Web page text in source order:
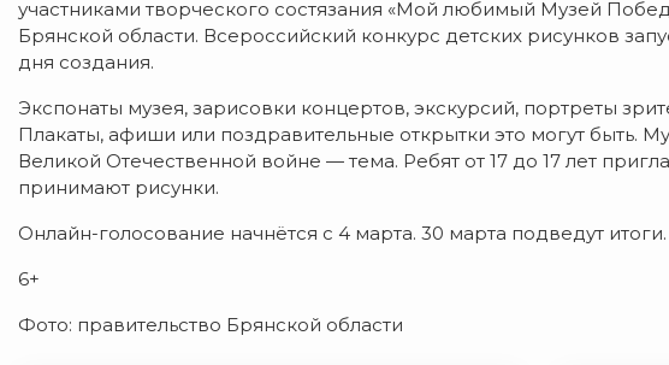
участниками творческого состязания «Мой любимый Музей
Брянской области. Всероссийский конкурс детских рисунков
дня создания.
Экспонаты музея, зарисовки концертов, экскурсий, портреты
Плакаты, афиши или поздравительные открытки это могут быть.
Великой Отечественной войне — тема. Ребят от 17 до 17 лет
принимают рисунки.
Онлайн-голосование начнётся с 4 марта. 30 марта подведут итоги.
6+
Фото: правительство Брянской области